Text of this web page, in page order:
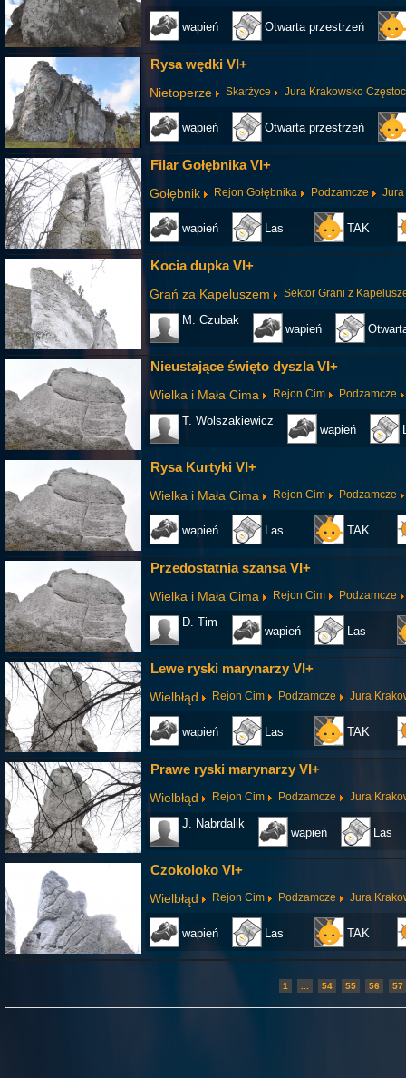
wapień Otwarta przestrzeń
Rysa wędki VI+
Nietoperze Skarżyce Jura Krakowsko
wapień Otwarta przestrzeń
Filar Gołębnika VI+
Gołębnik Rejon Gołębnika Podzamcze
wapień Las TAK
Kocia dupka VI+
Grań za Kapeluszem Sektor Grani z
M. Czubak
wapień
Nieustające święto dyszla VI+
Wielka i Mała Cima Rejon Cim Podzamcze
T. Wolszakiewicz
wapień
Rysa Kurtyki VI+
Wielka i Mała Cima Rejon Cim Podzamcze
wapień Las TAK
Przedostatnia szansa VI+
Wielka i Mała Cima Rejon Cim Podzamcze
D. Tim
wapień Las
Lewe ryski marynarzy VI+
Wielbłąd Rejon Cim Podzamcze Jura
wapień Las TAK
Prawe ryski marynarzy VI+
Wielbłąd Rejon Cim Podzamcze Jura
J. Nabrdalik
wapień Las
Czokoloko VI+
Wielbłąd Rejon Cim Podzamcze Jura
wapień Las TAK
1 54 55 56 57